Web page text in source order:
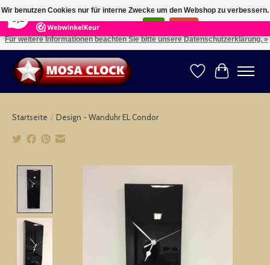
164 Reviews ×
Kies uw taal: NL -- Wählen Sie ihre Sprache: DE -- Choose your language: EN ⇓ ⇒
Wunschzettel
Ihr
Startseite / Design - Wanduhr EL Condor
Wir benutzen Cookies nur für interne Zwecke um den Webshop zu verbessern.
Ist das in Ordnung?
Für weitere Informationen beachten Sie bitte unsere Datenschutzerklärung. »